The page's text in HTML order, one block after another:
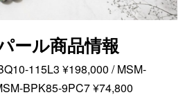
ール商品情報
115L3 ¥198,000 / MSM-
BPK85-9PC7 ¥74,800